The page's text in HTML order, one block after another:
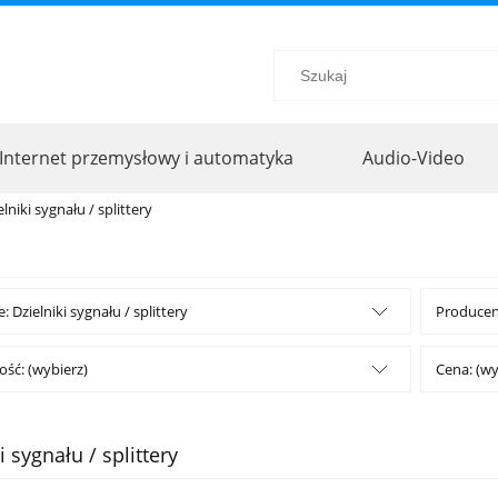
przemysłowy i automatyka Audio-Video
sygnału / splittery
Dzielniki sygnału / splittery
(wybierz) Cena:
sygnału / splittery